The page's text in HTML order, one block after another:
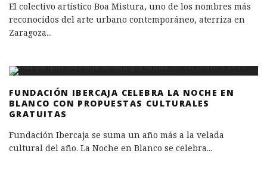
El colectivo artístico Boa Mistura, uno de los nombres más
reconocidos del arte urbano contemporáneo, aterriza en
Zaragoza...
FUNDACIÓN IBERCAJA CELEBRA LA NOCHE EN
BLANCO CON PROPUESTAS CULTURALES
GRATUITAS
Fundación Ibercaja se suma un año más a la velada
cultural del año. La Noche en Blanco se celebra...